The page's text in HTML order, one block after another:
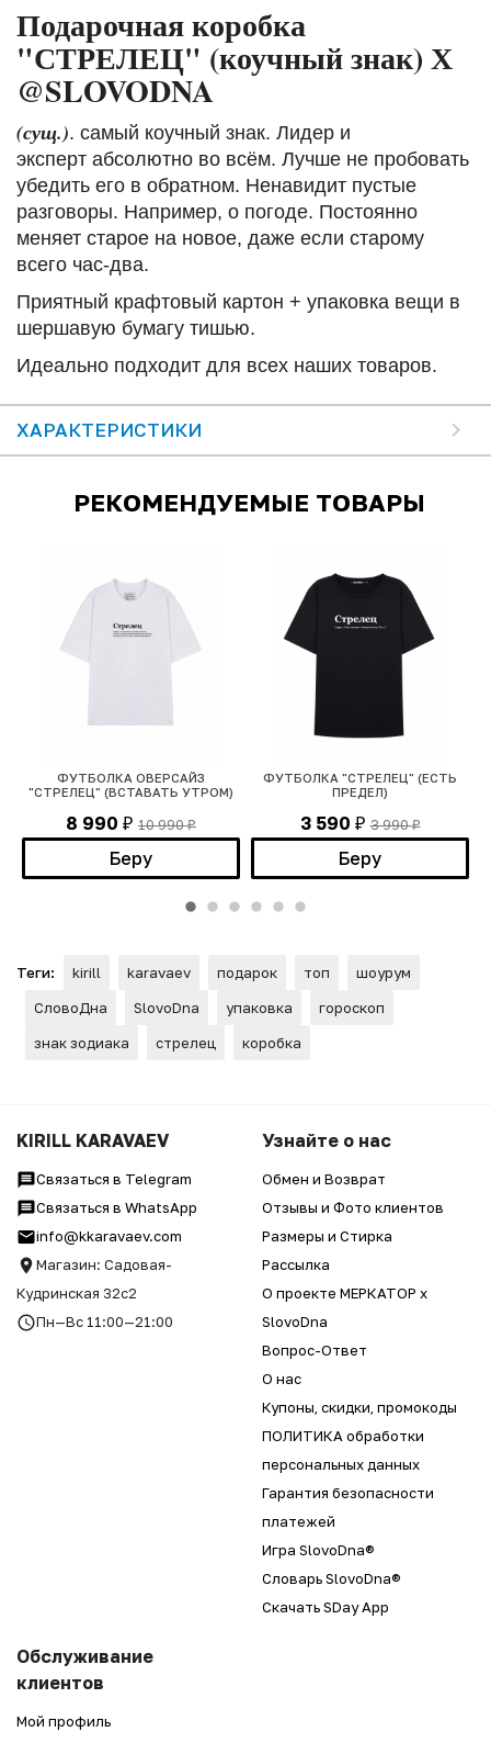
Подарочная коробка
"СТРЕЛЕЦ" (коучный знак) Х
@SLOVODNA
(сущ.). самый коучный знак. Лидер и
эксперт абсолютно во всём. Лучше не пробовать
убедить его в обратном. Ненавидит пустые
разговоры. Например, о погоде. Постоянно
меняет старое на новое, даже если старому
всего час-два.
Приятный крафтовый картон + упаковка вещи в
шершавую бумагу тишью.
Идеально подходит для всех наших товаров.
ХАРАКТЕРИСТИКИ
РЕКОМЕНДУЕМЫЕ ТОВАРЫ
ФУТБОЛКА ОВЕРСАЙЗ
"СТРЕЛЕЦ" (ВСТАВАТЬ УТРОМ)
8 990 ₽ 10 990₽
Беру
ФУТБОЛКА "СТРЕЛЕЦ" (ЕСТЬ
ПРЕДЕЛ)
3 590 ₽ 3 990₽
Беру
Теги: kirill karavaev подарок топ
шоурум
СловоДна
SlovoDna упаковка
гороскоп
знак зодиака
стрелец коробка
KIRILL KARAVAEV
Связаться в Telegram
Связаться в WhatsApp
info@kkaravaev.com
Магазин: Садовая-
Кудринская 32с2
Пн—Вс 11:00—21:00
Узнайте о нас
Обмен и Возврат
Отзывы и Фото клиентов
Размеры и Стирка
Рассылка
О проекте МЕРКАТОР x
SlovoDna
Вопрос-Ответ
О нас
Купоны, скидки, промокоды
ПОЛИТИКА обработки
персональных данных
Гарантия безопасности
платежей
Игра SlovoDna®
Словарь SlovoDna®
Скачать SDay App
Обслуживание
клиентов
Мой профиль